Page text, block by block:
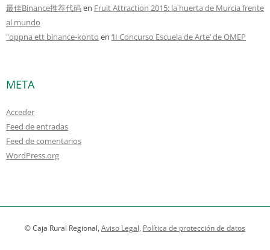
最佳Binance推荐代码en Fruit Attraction 2015: la huerta de Murcia frente
al mundo
"oppna ett binance-konto en ‘II Concurso Escuela de Arte’ de OMEP
META
Acceder
Feed de entradas
Feed de comentarios
WordPress.org
© Caja Rural Regional, Aviso Legal, Política de protección de datos